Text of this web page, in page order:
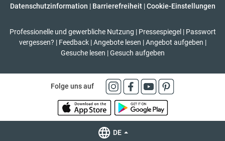
Datenschutzinformation | Barrierefreiheit | Cookie-Einstellungen
Professionelle und gewerbliche Nutzung | Pressespiegel | Passwort
vergessen? | Feedback | Angebote lesen | Angebot aufgeben |
Gesuche lesen | Gesuch aufgeben
Folge uns auf
DE